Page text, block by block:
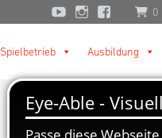
0
Spielbetrieb Ausbildung